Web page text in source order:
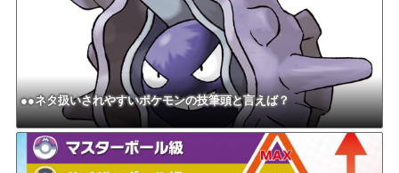
●●ネタ扱いされやすいポケモンの技筆頭と言えば？